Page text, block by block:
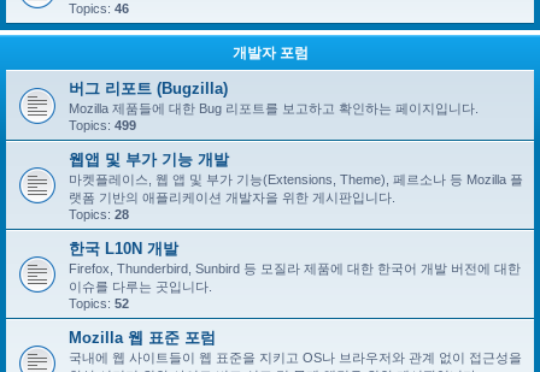
Topics: 46
개발자 포럼
버그 리포트 (Bugzilla)
Mozilla 제품들에 대한 Bug 리포트를 보고하고 확인하는 페이지입니다.
Topics: 499
웹앱 및 부가 기능 개발
마켓플레이스, 웹 앱 및 부가 기능(Extensions, Theme), 페르소나 등 Mozilla 플
랫폼 기반의 애플리케이션 개발자을 위한 게시판입니다.
Topics: 28
한국 L10N 개발
Firefox, Thunderbird, Sunbird 등 모질라 제품에 대한 한국어 개발 버전에 대한
이슈를 다루는 곳입니다.
Topics: 52
Mozilla 웹 표준 포럼
국내에 웹 사이트들이 웹 표준을 지키고 OS나 브라우저와 관계 없이 접근성을